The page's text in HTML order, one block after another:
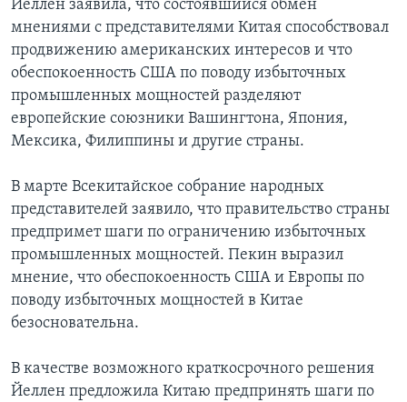
Йеллен заявила, что состоявшийся обмен
мнениями с представителями Китая способствовал
продвижению американских интересов и что
обеспокоенность США по поводу избыточных
промышленных мощностей разделяют
европейские союзники Вашингтона, Япония,
Мексика, Филиппины и другие страны.
В марте Всекитайское собрание народных
представителей заявило, что правительство страны
предпримет шаги по ограничению избыточных
промышленных мощностей. Пекин выразил
мнение, что обеспокоенность США и Европы по
поводу избыточных мощностей в Китае
безосновательна.
В качестве возможного краткосрочного решения
Йеллен предложила Китаю предпринять шаги по